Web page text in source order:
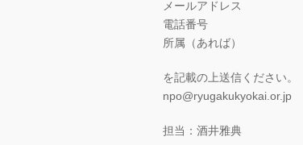
メールアドレス
電話番号
所属（あれば）
を記載の上送信ください。
npo@ryugakukyokai.or.jp
担当：酒井雅典